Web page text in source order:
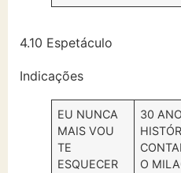
4.10 Espetáculo
Indicações
EU NUNCA
MAIS VOU
TE
ESQUECER
30
O